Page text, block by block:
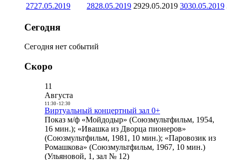
2727.05.2019 2828.05.2019 2929.05.2019 3030.05.2019
Сегодня
Сегодня нет событий
Скоро
11
Августа
11:30- 12:30
Виртуальный концертный зал 0+
Показ м/ф «Мойдодыр» (Союзмультфильм, 1954,
16 мин.); «Ивашка из Дворца пионеров»
(Союзмультфильм, 1981, 10 мин.); «Паровозик из
Ромашкова» (Союзмультфильм, 1967, 10 мин.)
(Ульяновой, 1, зал № 12)